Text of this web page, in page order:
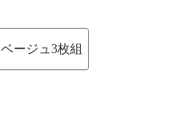
ベージュ3枚組